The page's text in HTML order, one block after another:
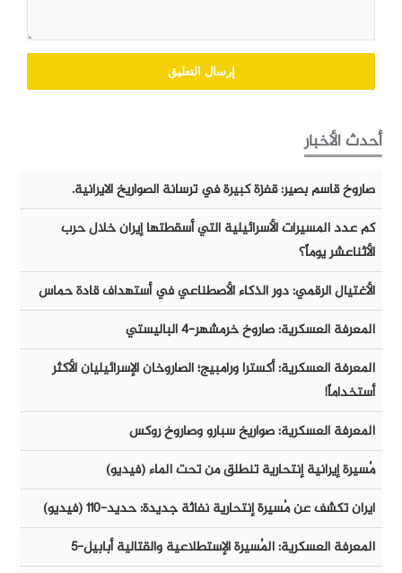
أحدث الأخبار
صاروخ قاسم بصير: قفزة كبيرة في ترسانة الصواريخ الايرانية.
كم عدد المسيرات الأسرائيلية التي أسقطتها إيران خلال حرب
الأثناعشر يوماً؟
الأغتيال الرقمي: دور الذكاء الأصطناعي في أستهداف قادة حماس
المعرفة العسكرية: صاروخ خرمشهر-٤ الباليستي
المعرفة العسكرية: أكسترا ورامبيج؛ الصاروخان الإسرائيليان الأكثر
أستخداماً!
المعرفة العسكرية: صواريخ سبارو وصاروخ روكس
مُسيرة إيرانية إنتحارية تنطلق من تحت الماء (فيديو)
ايران تكشف عن مُسيرة إنتحارية نفاثة جديدة: حديد-١١٠ (فيديو)
المعرفة العسكرية: المُسيرة الإستطلاعية والقتالية أبابيل-٥